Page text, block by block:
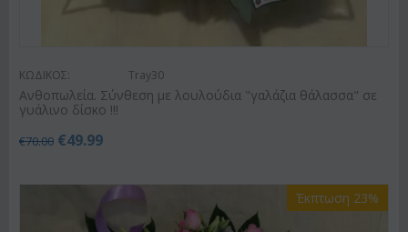
ΚΩΔΙΚΟΣ: Tray30
Ανθοπωλεία. Σύνθεση με λουλούδια "γαλάζια θάλασσα" σε
γυάλινο δίσκο !!!
€70.00 €49.99
Έκπτωση 23%